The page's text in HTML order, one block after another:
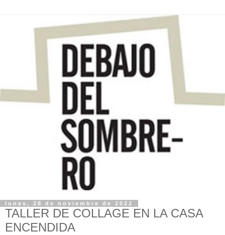
lunes, 28 de noviembre de 2022
TALLER DE COLLAGE EN LA CASA
ENCENDIDA